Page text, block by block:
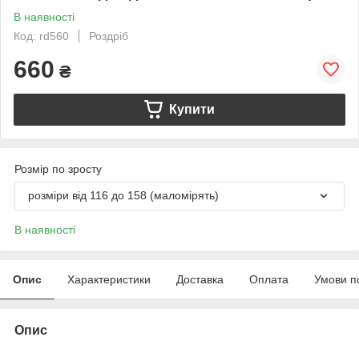
В наявності
Код: rd560
Роздріб
660 ₴
Купити
Розмір по зросту
розміри від 116 до 158 (маломірять)
В наявності
Опис Характеристики Доставка Оплата Умови
Опис